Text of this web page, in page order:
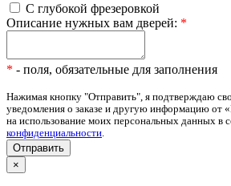
С глубокой фрезеровкой
Описание нужных вам дверей: *
* - поля, обязательные для заполнения
Нажимая кнопку "Отправить", я подтверждаю
уведомления о заказе и другую информацию от
на использование моих персональных данных в
конфиденциальности
×